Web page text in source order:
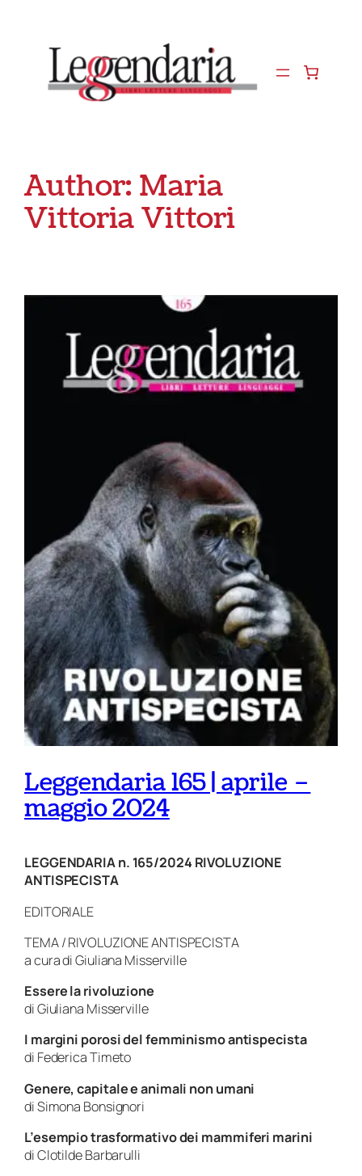
contenuto
Author:Maria
Vittoria Vittori
Leggendaria 165 | aprile –
maggio 2024
LEGGENDARIA n. 165/2024 RIVOLUZIONE
ANTISPECISTA
EDITORIALE
TEMA / RIVOLUZIONE ANTISPECISTA
a cura di Giuliana Misserville
Essere la rivoluzione
diGiuliana Misserville
I margini porosi del femminismo antispecista
di Federica Timeto
Genere, capitale e animali non umani
diSimona Bonsignori
L’esempio trasformativo dei mammiferi marini
diClotilde Barbarulli